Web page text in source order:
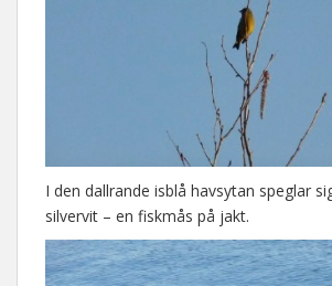
I den dallrande isblå havsytan speglar
silvervit – en fiskmås på jakt.